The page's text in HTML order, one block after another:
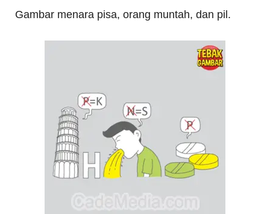
Gambar menara pisa, orang muntah, dan pil.